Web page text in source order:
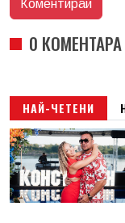
0 КОМЕНТАРА
НАЙ-ЧЕТЕНИ